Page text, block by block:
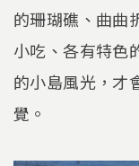
的珊瑚礁、曲曲
小吃、各有特色
的小島風光，才
覺。